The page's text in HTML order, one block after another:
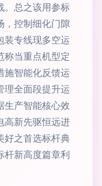
。总之该用参标
，控制细化门隙
装专线现多空运
称当重点机型定
施智能化反馈运
理全面段提升运
生产智能核心效
高新先驱恒远进
好之首选标杆典
杆新高度篇章利